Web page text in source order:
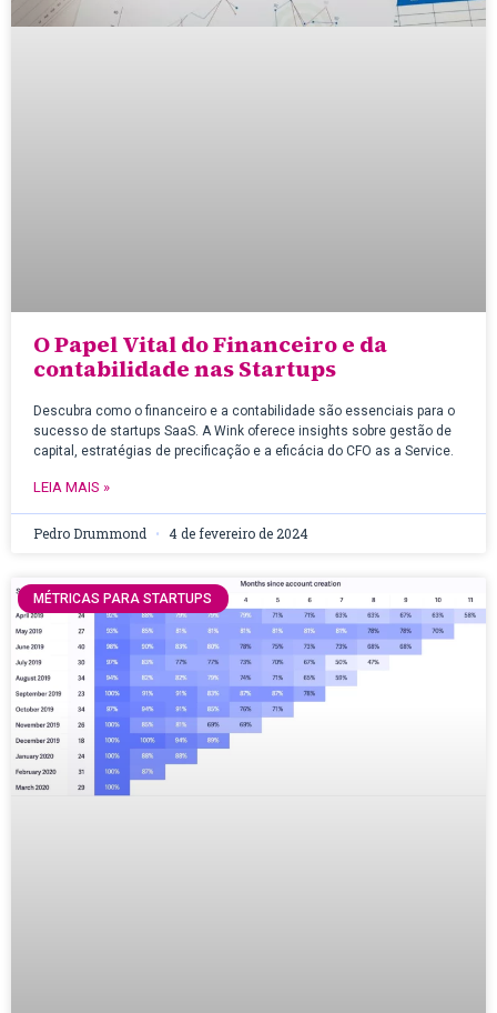
O Papel Vital do Financeiro e da
contabilidade nas Startups
Descubra como o financeiro e a contabilidade são essenciais para o
sucesso de startups SaaS. A Wink oferece insights sobre gestão de
capital, estratégias de precificação e a eficácia do CFO as a Service.
LEIA MAIS »
Pedro Drummond 4 de fevereiro de 2024
MÉTRICAS PARA STARTUPS